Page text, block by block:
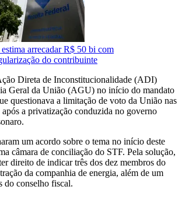
arrecadar R$ 50 bi com
do contribuinte
Direta de Inconstitucionalidade (ADI)
Geral da União (AGU) no início do mandato
questionava a limitação de voto da União nas
após a privatização conduzida no governo
um acordo sobre o tema no início deste
câmara de conciliação do STF. Pela solução,
direito de indicar três dos dez membros do
da companhia de energia, além de um
do conselho fiscal.